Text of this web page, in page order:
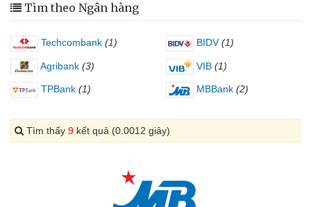
Tìm theo Ngân hàng
Techcombank (1) BIDV (1)
Agribank (3) VIB (1)
TPBank (1) MBBank (2)
Tìm thấy 9 kết quả (0.0012 giây)